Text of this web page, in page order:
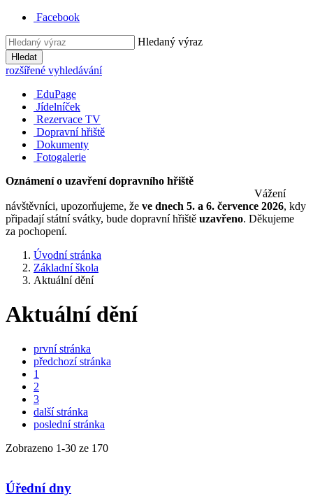
Facebook
Hledaný výraz
Hledat
rozšířené vyhledávání
EduPage
Jídelníček
Rezervace TV
Dopravní hřiště
Dokumenty
Fotogalerie
Oznámení o uzavření dopravního hřiště
Vážení
návštěvníci, upozorňujeme, že ve dnech 5. a 6. července 2026, kdy
připadají státní svátky, bude dopravní hřiště uzavřeno. Děkujeme
za pochopení.
Úvodní stránka
Základní škola
Aktuální dění
Aktuální dění
první stránka
předchozí stránka
1
2
3
další stránka
poslední stránka
Zobrazeno 1-30 ze 170
Úřední dny